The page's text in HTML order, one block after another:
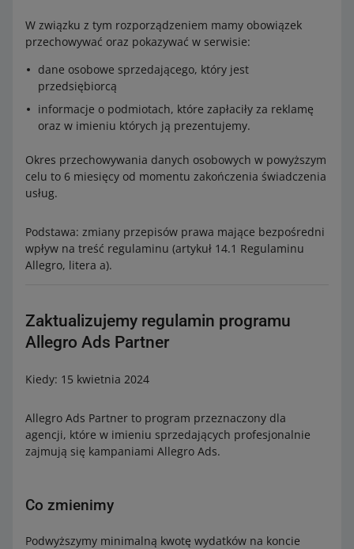
W związku z tym rozporządzeniem mamy obowiązek
przechowywać oraz pokazywać w serwisie:
dane osobowe sprzedającego, który jest
przedsiębiorcą
informacje o podmiotach, które zapłaciły za reklamę
oraz w imieniu których ją prezentujemy.
Okres przechowywania danych osobowych w powyższym
celu to 6 miesięcy od momentu zakończenia świadczenia
usług.
Podstawa: zmiany przepisów prawa mające bezpośredni
wpływ na treść regulaminu (artykuł 14.1 Regulaminu
Allegro, litera a).
Zaktualizujemy regulamin programu
Allegro Ads Partner
Kiedy: 15 kwietnia 2024
Allegro Ads Partner to program przeznaczony dla
agencji, które w imieniu sprzedających profesjonalnie
zajmują się kampaniami Allegro Ads.
Co zmienimy
Podwyższymy minimalną kwotę wydatków na koncie